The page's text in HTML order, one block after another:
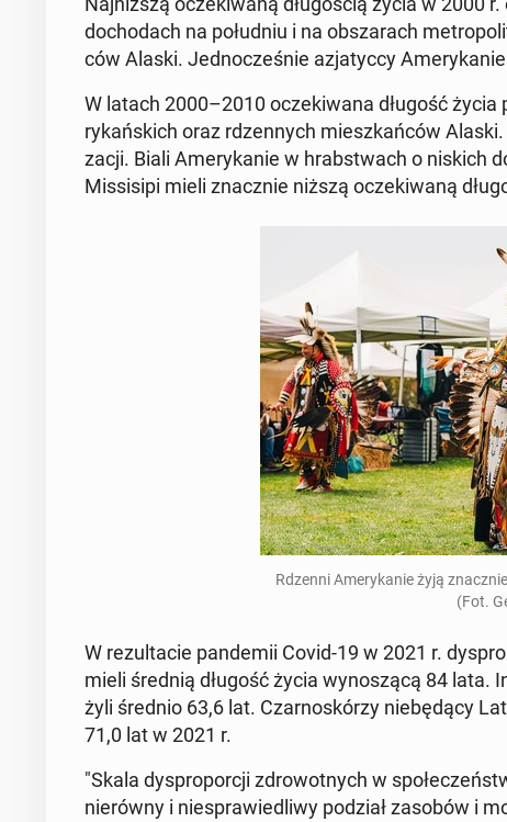
do­cho­dach na po­łu­dniu i na ob­sza­rach
ców Alaski. Jed­no­cze­śnie azja­tyc­cy
W latach 2000–2010 ocze­ki­wa­na długość
ry­kań­skich oraz rdzen­nych miesz­kań­ców
za­cji. Biali Ame­ry­ka­nie w hrab­stwach o niskich
Mis­si­si­pi mieli znacz­nie niższą ocze­ki­wa­ną
Rdzenni Ame­ry­ka­nie żyją
(Fot.
W re­zul­ta­cie pan­de­mii Covid-19 w 2021 r.
mieli średnią długość życia wy­no­szą­cą 84 lata.
żyli średnio 63,6 lat. Czar­no­skó­rzy nie­bę­dą­cy
71,0 lat w 2021 r.
"Skala dys­pro­por­cji zdro­wot­nych w
nie­rów­ny i nie­spra­wie­dli­wy podział zasobów i